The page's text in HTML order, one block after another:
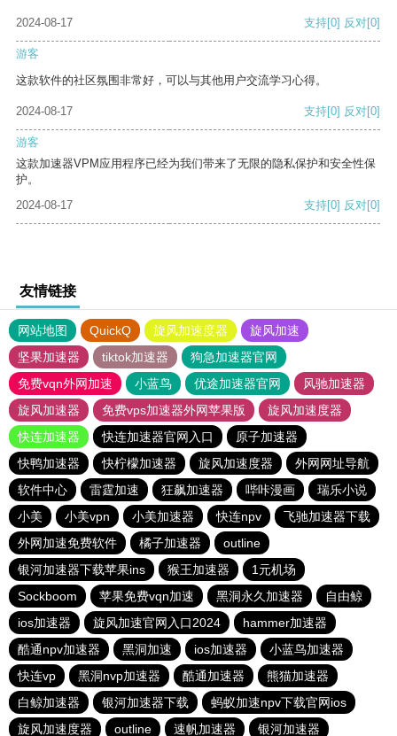
2024-08-17 支持[0] 反对[0]
游客
这款软件的社区氛围非常好，可以与其他用户交流学习心得。
2024-08-17 支持[0] 反对[0]
游客
这款加速器VPM应用程序已经为我们带来了无限的隐私保护和安全性保
护。
2024-08-17
支持[0] 反对[0]
友情链接
网站地图 QuickQ 旋风加速度器
旋风加速
坚果加速器
tiktok加速器
狗急加速器官网
免费vqn外网加速
小蓝鸟 优途加速器官网
风驰加速器
旋风加速器
免费vps加速器外网苹果版
旋风加速度器
快连加速器
快连加速器官网入口
原子加速器
快鸭加速器
快柠檬加速器 旋风加速度器
外网网址导航
软件中心
雷霆加速 狂飙加速器 哔咔漫画
瑞乐小说
小美
小美vpn 小美加速器 快连npv
飞驰加速器下载
外网加速免费软件
橘子加速器
outline
银河加速器下载苹果ins
猴王加速器
1元机场
Sockboom
苹果免费vqn加速 黑洞永久加速器
自由鲸
ios加速器
旋风加速官网入口2024
hammer加速器
酷通npv加速器
黑洞加速 ios加速器
小蓝鸟加速器
快连vp
黑洞nvp加速器 酷通加速器
熊猫加速器
白鲸加速器
银河加速器下载
蚂蚁加速npv下载官网ios
旋风加速度器
outline 速帆加速器 银河加速器